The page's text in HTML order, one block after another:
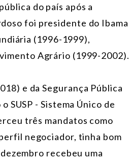
do país após a
foi presidente do Ibama
(1996-1999),
Agrário (1999-2002).
e da Segurança Pública
SUSP - Sistema Único de
três mandatos como
negociador, tinha bom
recebeu uma